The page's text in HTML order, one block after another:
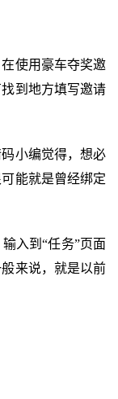
使用豪车夺奖邀
到地方填写邀请
小编觉得，想必
能就是曾经绑定
入到“任务”页面
来说，就是以前